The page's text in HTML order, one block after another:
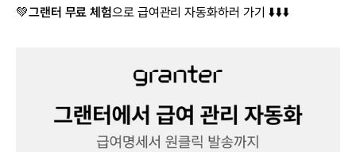
💚그랜터 무료 체험으로 급여관리 자동화하러 가기 ⬇️⬇️⬇️